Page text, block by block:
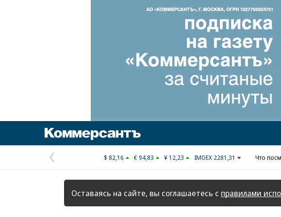
Предыдущая
страница
$ 82,16 € 94,83 ¥ 12,23 IMOEX 2281,31 Что
Оставаясь на сайте, вы соглашаетесь с правилами